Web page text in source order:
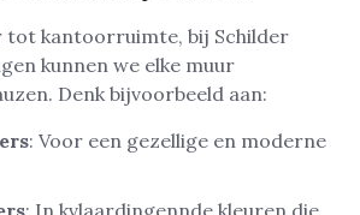
tot kantoorruimte, bij Schilder
kunnen we elke muur
Denk bijvoorbeeld aan:
: Voor een gezellige en moderne
: In kvlaardingennde kleuren die